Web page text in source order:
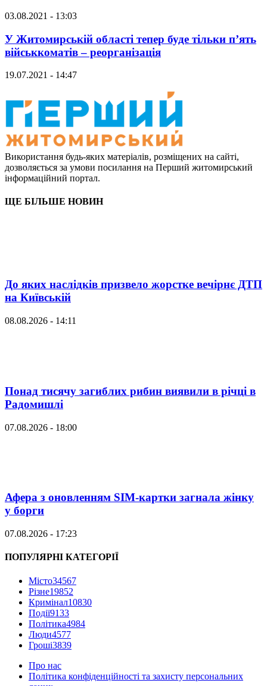
03.08.2021 - 13:03
У Житомирській області тепер буде тільки п’ять
військкоматів – реорганізація
19.07.2021 - 14:47
Використання будь-яких матеріалів, розміщених на сайті,
дозволяється за умови посилання на Перший житомирський
інформаційний портал.
ЩЕ БІЛЬШЕ НОВИН
До яких наслідків призвело жорстке вечірнє ДТП
на Київській
08.08.2026 - 14:11
Понад тисячу загиблих рибин виявили в річці в
Радомишлі
07.08.2026 - 18:00
Афера з оновленням SIM-картки загнала жінку
у борги
07.08.2026 - 17:23
ПОПУЛЯРНІ КАТЕГОРІЇ
Місто34567
Різне19852
Кримінал10830
Події9133
Політика4984
Люди4577
Гроші3839
Про нас
Політика конфіденційності та захисту персональних